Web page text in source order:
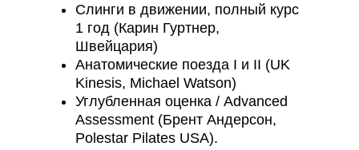
Слинги в движении, полный курс
1 год (Карин Гуртнер,
Швейцария)
Анатомические поезда I и II (UK
Kinesis, Michael Watson)
Углубленная оценка / Advanced
Assessment (Брент Андерсон,
Polestar Pilates USA).